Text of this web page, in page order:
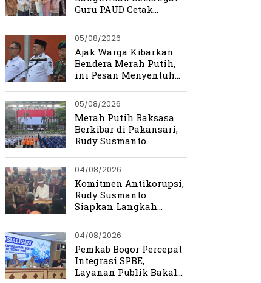
Guru PAUD Cetak
05/08/2026
Ajak Warga Kibarkan
Bendera Merah Putih,
ini Pesan Menyentuh
05/08/2026
Merah Putih Raksasa
Berkibar di Pakansari,
Rudy Susmanto
Perjuangan
Kemerdekaan
04/08/2026
Komitmen Antikorupsi,
Rudy Susmanto
Siapkan Langkah
Pemerintahan
04/08/2026
Pemkab Bogor Percepat
Integrasi SPBE,
Layanan Publik Bakal